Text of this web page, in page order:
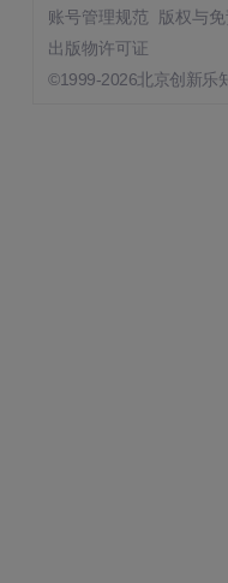
账号管理规范
版权与
出版物许可证
©1999-2026北京创新乐